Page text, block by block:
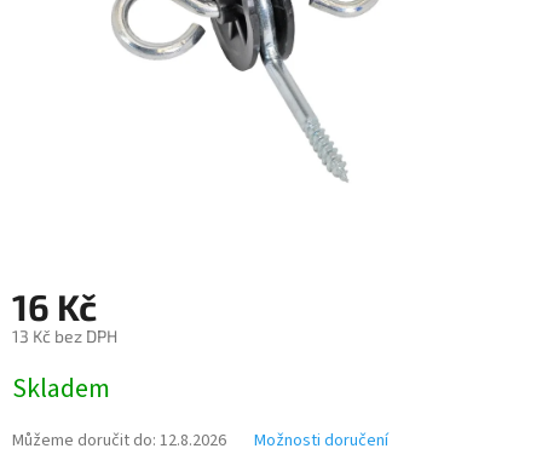
16 Kč
13 Kč bez DPH
cena:
Skladem
Můžeme doručit do: 12.8.2026 Možnosti doručení